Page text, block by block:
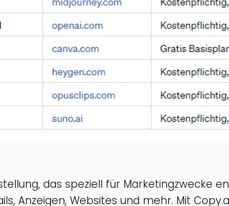
das speziell für Marketingzwecke
Anzeigen, Websites und mehr. Mit